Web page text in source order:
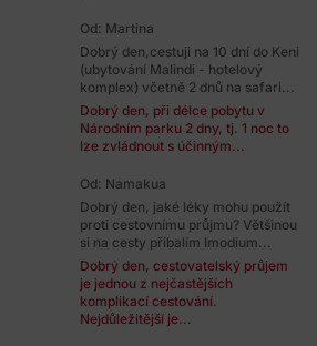
Od: Martina
Dobrý den,cestuji na 10 dní do Keni
(ubytování Malindi - hotelový
komplex) včetně 2 dnů na safari...
Dobrý den, při délce pobytu v
Národním parku 2 dny, tj. 1 noc to
lze zvládnout s účinným...
Od: Namakua
Dobrý den, jaké léky mohu použít
proti cestovnímu průjmu? Většinou
si na cesty přibalím Imodium...
Dobrý den, cestovatelský průjem
je jednou z nejčastějších
komplikací cestování.
Nejdůležitější je...